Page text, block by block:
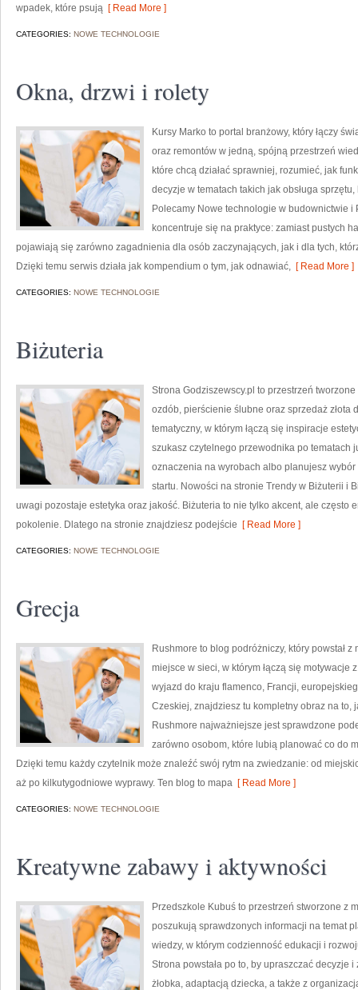
wpadek, które psują [ Read More ]
CATEGORIES: NOWE TECHNOLOGIE
Okna, drzwi i rolety
Kursy Marko to portal branżowy, który łączy
oraz remontów w jedną, spójną przestrzeń
które chcą działać sprawniej, rozumieć, jak
decyzje w tematach takich jak obsługa
Polecamy Nowe technologie w budownictwie
koncentruje się na praktyce: zamiast pustych
pojawiają się zarówno zagadnienia dla osób zaczynających, jak i dla tych,
Dzięki temu serwis działa jak kompendium o tym, jak odnawiać, [ Read More ]
CATEGORIES: NOWE TECHNOLOGIE
Biżuteria
Strona Godziszewscy.pl to przestrzeń
ozdób, pierścienie ślubne oraz sprzedaż złota
tematyczny, w którym łączą się inspiracje
szukasz czytelnego przewodnika po tematach
oznaczenia na wyrobach albo planujesz
startu. Nowości na stronie Trendy w Biżuterii i
uwagi pozostaje estetyka oraz jakość. Biżuteria to nie tylko akcent, ale często
pokolenie. Dlatego na stronie znajdziesz podejście [ Read More ]
CATEGORIES: NOWE TECHNOLOGIE
Grecja
Rushmore to blog podróżniczy, który powstał
miejsce w sieci, w którym łączą się
wyjazd do kraju flamenco, Francji,
Czeskiej, znajdziesz tu kompletny obraz na to,
Rushmore najważniejsze jest sprawdzone
zarówno osobom, które lubią planować co do
Dzięki temu każdy czytelnik może znaleźć swój rytm na zwiedzanie: od
aż po kilkutygodniowe wyprawy. Ten blog to mapa [ Read More ]
CATEGORIES: NOWE TECHNOLOGIE
Kreatywne zabawy i aktywności
Przedszkole Kubuś to przestrzeń stworzone z
poszukują sprawdzonych informacji na temat
wiedzy, w którym codzienność edukacji i
Strona powstała po to, by upraszczać
żłobka, adaptacją dziecka, a także z